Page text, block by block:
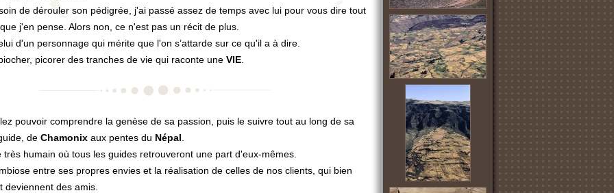
de dérouler son pédigrée, j'ai passé assez de temps avec lui pour vous dire tout
j'en pense. Alors non, ce n'est pas un récit de plus.
d'un personnage qui mérite que l'on s’attarde sur ce qu'il a à dire.
picorer des tranches de vie qui raconte une VIE
pouvoir comprendre la genèse de sa passion, puis le suivre tout au long de sa
de Chamonix aux pentes du Népal
très humain où tous les guides retrouveront une part d'eux-mêmes.
entre ses propres envies et la réalisation de celles de nos clients, qui bien
deviennent des amis.